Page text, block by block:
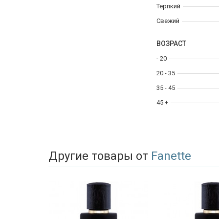
Терпкий
Свежий
ВОЗРАСТ
- 20
20 - 35
35 - 45
45 +
Другие товары от Fanette